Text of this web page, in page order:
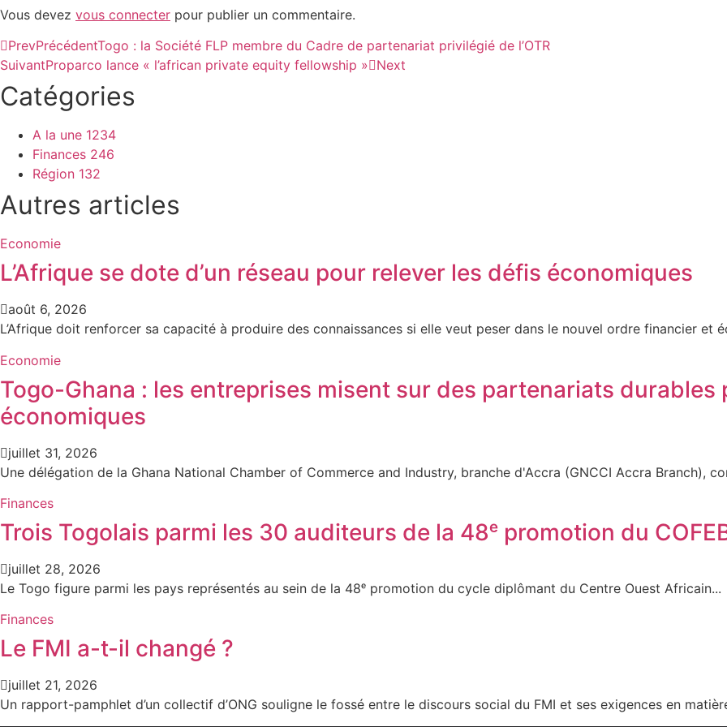
Vous devez vous connecter pour publier un commentaire.
PrevPrécédentTogo : la Société FLP membre du Cadre de partenariat privilégié de l’OTR
SuivantProparco lance « l’african private equity fellowship » Next
Catégories
A la une 1234
Finances 246
Région 132
Autres articles
Economie
L’Afrique se dote d’un réseau pour relever les défis économiques
août 6, 2026
L’Afrique doit renforcer sa capacité à produire des connaissances si elle veut peser dans le nouvel ordre financier et
Economie
Togo-Ghana : les entreprises misent sur des partenariats
économiques
juillet 31, 2026
Une délégation de la Ghana National Chamber of Commerce and Industry, branche d'Accra (GNCCI Accra Branch),
Finances
Trois Togolais parmi les 30 auditeurs de la 48ᵉ promotion du
juillet 28, 2026
Le Togo figure parmi les pays représentés au sein de la 48ᵉ promotion du cycle diplômant du Centre Ouest Africain...
Finances
Le FMI a-t-il changé ?
juillet 21, 2026
Un rapport-pamphlet d’un collectif d’ONG souligne le fossé entre le discours social du FMI et ses exigences en